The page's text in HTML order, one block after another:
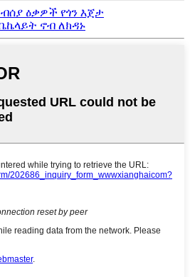
ዕቃዎች የጎን እጀታ
ኖብ ለክዳኑ